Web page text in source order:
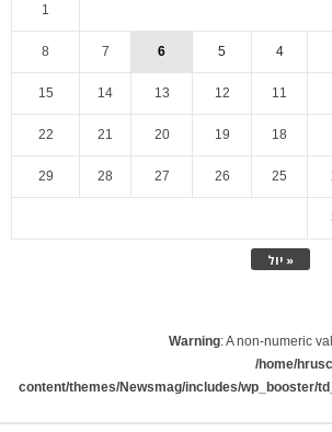
« יול
1
4
5
6
7
8
11
12
13
14
15
18
19
20
21
22
25
26
27
28
29
Warning: A non-numeric
/home/
content/themes/Newsmag/includes/wp_booster/